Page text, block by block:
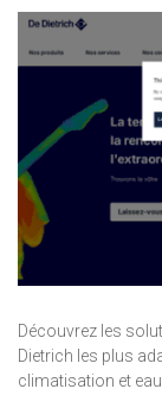
Découvrez les
Dietrich les plus
climatisation et